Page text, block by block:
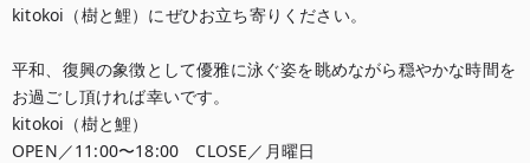
kitokoi（樹と鯉）にぜひお立ち寄りください。
平和、復興の象徴として優雅に泳ぐ姿を眺めながら穏やかな時間を
お過ごし頂ければ幸いです。
kitokoi（樹と鯉）
OPEN／11:00〜18:00　CLOSE／月曜日